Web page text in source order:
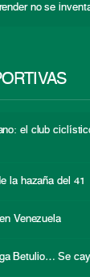
no se
el club
la hazaña del 41
Venezuela
Betulio… Se